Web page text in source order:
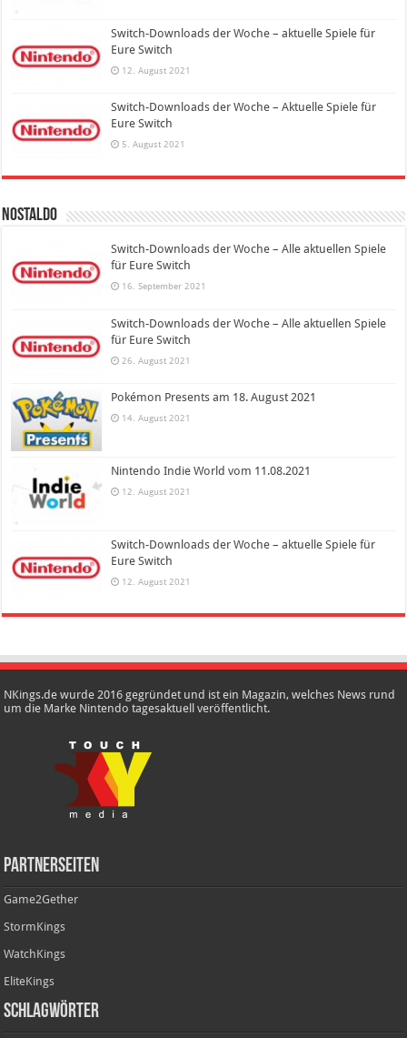
Switch-Downloads der Woche – aktuelle Spiele für
Eure Switch
12. August 2021
Switch-Downloads der Woche – Aktuelle Spiele für
Eure Switch
5. August 2021
Nostaldo
Switch-Downloads der Woche – Alle aktuellen Spiele
für Eure Switch
16. September 2021
Switch-Downloads der Woche – Alle aktuellen Spiele
für Eure Switch
26. August 2021
Pokémon Presents am 18. August 2021
14. August 2021
Nintendo Indie World vom 11.08.2021
12. August 2021
Switch-Downloads der Woche – aktuelle Spiele für
Eure Switch
12. August 2021
NKings.de wurde 2016 gegründet und ist ein Magazin, welches News rund
um die Marke Nintendo tagesaktuell veröffentlicht.
Partnerseiten
Game2Gether
StormKings
WatchKings
EliteKings
Schlagwörter